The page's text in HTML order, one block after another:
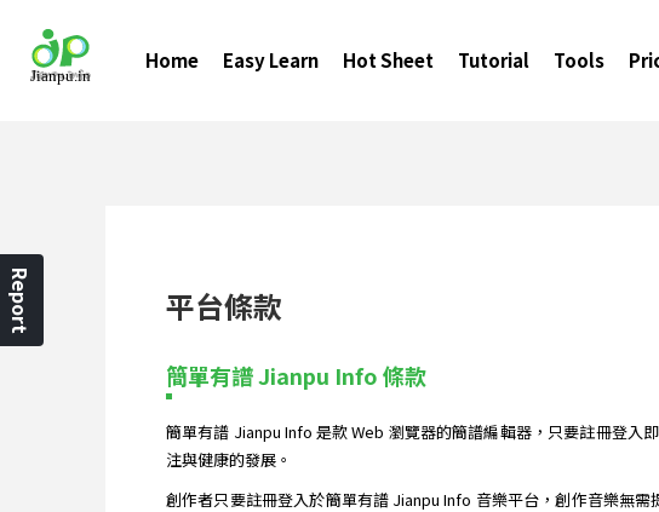
Home Easy Learn Hot Sheet Tutorial Tools
平台條款
簡單有譜 Jianpu Info 條款
簡單有譜 Jianpu Info 是款 Web 瀏覽器的簡譜編輯器，只要註冊登入
注與健康的發展。
創作者只要註冊登入於簡單有譜 Jianpu Info 音樂平台，創作音樂無
Report